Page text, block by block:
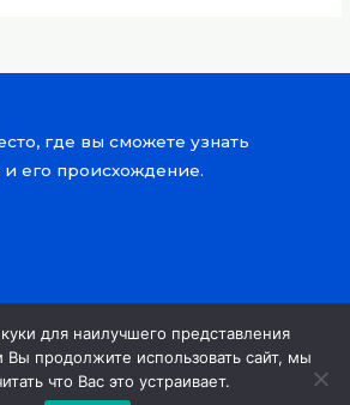
где вы сможете узнать
и его происхождение.
© 2026 Словозавр
by Словозавр
для наилучшего представления
Вы продолжите использовать сайт, мы
что Вас это устраивает.